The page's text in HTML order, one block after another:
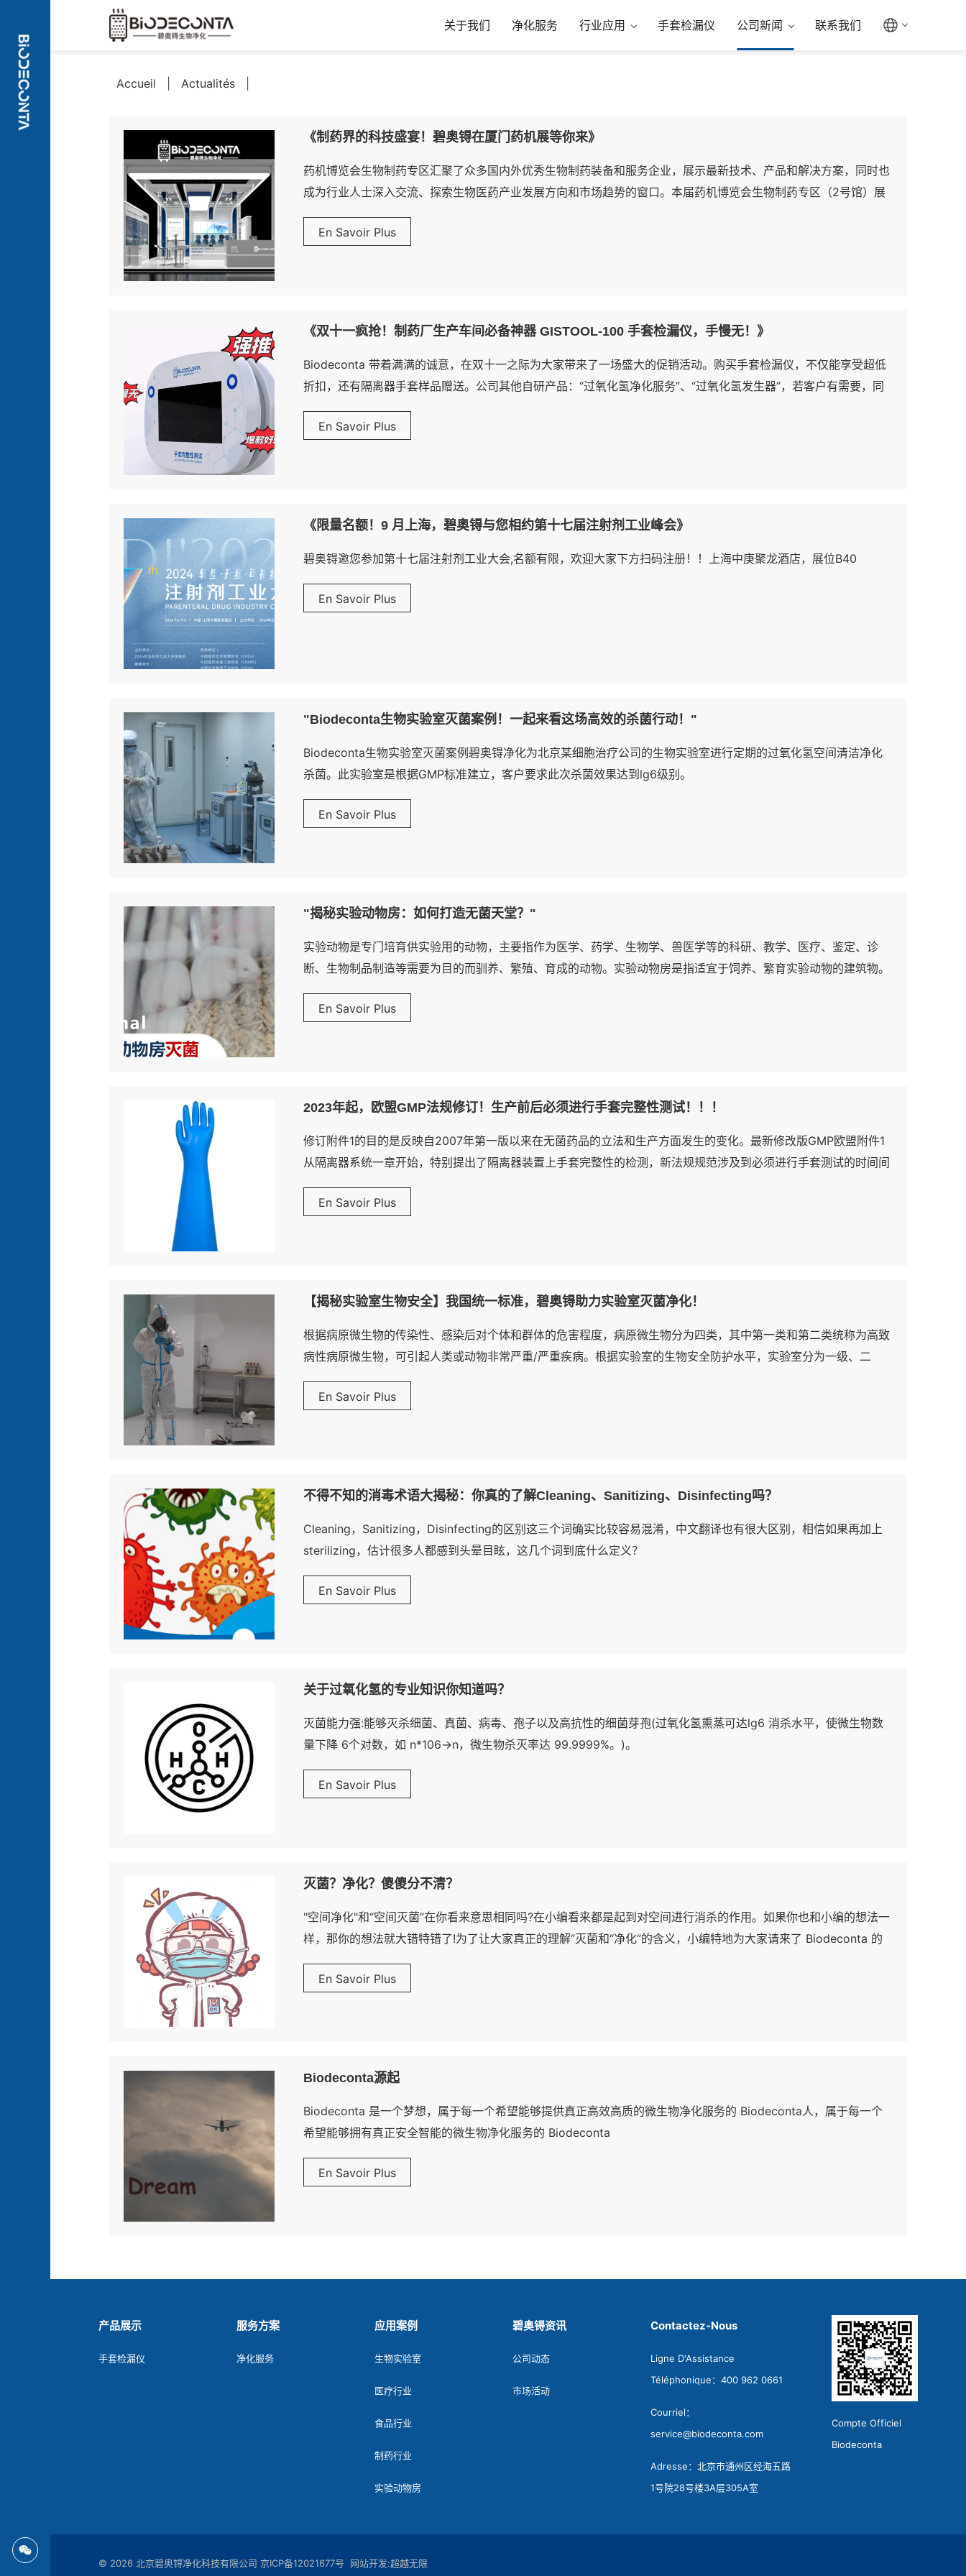
关于我们 净化服务 行业应用 手套检漏仪 公司新闻 联系我们
Accueil Actualités
《制药界的科技盛宴！碧奥锝在厦门药机展等你来》
药机博览会生物制药专区汇聚了众多国内外优秀生物制药装备和服务企业，展示最新技术、产品和解决方案，同时也
成为行业人士深入交流、探索生物医药产业发展方向和市场趋势的窗口。本届药机博览会生物制药专区（2号馆）展
览面积达1万平方米，集结了超过100家专业展商，系统展示原液与制剂生产的主要工艺设备及检测仪器，包括溶液配
制、生物反应器、分离、纯化、灌装、包装等设备，生物制药耗材，分析仪器及其它检验检测仪器，以及生物制药工
En Savoir Plus
《双十一疯抢！制药厂生产车间必备神器 GISTOOL-100 手套检漏仪，手慢无！》
Biodeconta 带着满满的诚意，在双十一之际为大家带来了一场盛大的促销活动。购买手套检漏仪，不仅能享受超低
折扣，还有隔离器手套样品赠送。公司其他自研产品：“过氧化氢净化服务”、“过氧化氢发生器”，若客户有需要，同
样可享受优惠折扣。
En Savoir Plus
《限量名额！9 月上海，碧奥锝与您相约第十七届注射剂工业峰会》
碧奥锝邀您参加第十七届注射剂工业大会,名额有限，欢迎大家下方扫码注册！！上海中庚聚龙酒店，展位B40
En Savoir Plus
"Biodeconta生物实验室灭菌案例！一起来看这场高效的杀菌行动！"
Biodeconta生物实验室灭菌案例碧奥锝净化为北京某细胞治疗公司的生物实验室进行定期的过氧化氢空间清洁净化
杀菌。此实验室是根据GMP标准建立，客户要求此次杀菌效果达到lg6级别。
En Savoir Plus
"揭秘实验动物房：如何打造无菌天堂？"
实验动物是专门培育供实验用的动物，主要指作为医学、药学、生物学、兽医学等的科研、教学、医疗、鉴定、诊
断、生物制品制造等需要为目的而驯养、繁殖、育成的动物。实验动物房是指适宜于饲养、繁育实验动物的建筑物。
对不同级别的实验动物在动物房设计上和管理上则有不同的要求。无菌、已知菌以及无特殊病原体动物都需要在无菌
或尽可能无菌的环境里饲养
En Savoir Plus
2023年起，欧盟GMP法规修订！生产前后必须进行手套完整性测试！！！
修订附件1的目的是反映自2007年第一版以来在无菌药品的立法和生产方面发生的变化。最新修改版GMP欧盟附件1
从隔离器系统一章开始，特别提出了隔离器装置上手套完整性的检测，新法规规范涉及到必须进行手套测试的时间间
隔的定义，从而规范了制造商的使用标准。事实上，2007年起草的附件1的第一版规定，手套泄漏测试必须经常进
行，但没有给出任何进一步的规范。新发布的修订版恰恰填补了这一空白，规定就隔离器而言，手套测试必须按规定
En Savoir Plus
【揭秘实验室生物安全】我国统一标准，碧奥锝助力实验室灭菌净化！
根据病原微生物的传染性、感染后对个体和群体的危害程度，病原微生物分为四类，其中第一类和第二类统称为高致
病性病原微生物，可引起人类或动物非常严重/严重疾病。根据实验室的生物安全防护水平，实验室分为一级、二
级、三级和四级，一级防护水平最低，四级防护水平最高。
En Savoir Plus
不得不知的消毒术语大揭秘：你真的了解Cleaning、Sanitizing、Disinfecting吗？
Cleaning，Sanitizing，Disinfecting的区别这三个词确实比较容易混淆，中文翻译也有很大区别，相信如果再加上
sterilizing，估计很多人都感到头晕目眩，这几个词到底什么定义？
En Savoir Plus
关于过氧化氢的专业知识你知道吗？
灭菌能力强:能够灭杀细菌、真菌、病毒、孢子以及高抗性的细菌芽孢(过氧化氢熏蒸可达lg6 消杀水平，使微生物数
量下降 6个对数，如 n*106→n，微生物杀灭率达 99.9999%。)。
En Savoir Plus
灭菌？净化？傻傻分不清？
"空间净化"和“空间灭菌”在你看来意思相同吗?在小编看来都是起到对空间进行消杀的作用。如果你也和小编的想法一
样，那你的想法就大错特错了!为了让大家真正的理解“灭菌和“净化”的含义，小编特地为大家请来了 Biodeconta 的
执行总监 Marc Xiong 给大家
En Savoir Plus
Biodeconta源起
Biodeconta 是一个梦想，属于每一个希望能够提供真正高效高质的微生物净化服务的 Biodeconta人，属于每一个
希望能够拥有真正安全智能的微生物净化服务的 Biodeconta
En Savoir Plus
产品展示
手套检漏仪
服务方案
净化服务
应用案例
生物实验室
医疗行业
食品行业
制药行业
实验动物房
碧奥锝资讯
公司动态
市场活动
Contactez-Nous
Ligne D'Assistance
Téléphonique：400 962 0661
Courriel：
service@biodeconta.com
Adresse：北京市通州区经海五路
1号院28号楼3A层305A室
Compte Officiel
Biodeconta
© 2026 北京碧奥锝净化科技有限公司 京ICP备12021677号 网站开发:超越无限